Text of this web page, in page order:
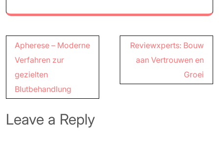
Post
navigation
Apherese – Moderne
Verfahren zur
gezielten
Blutbehandlung
Reviewxperts: Bouw
aan Vertrouwen en
Groei
Leave a Reply